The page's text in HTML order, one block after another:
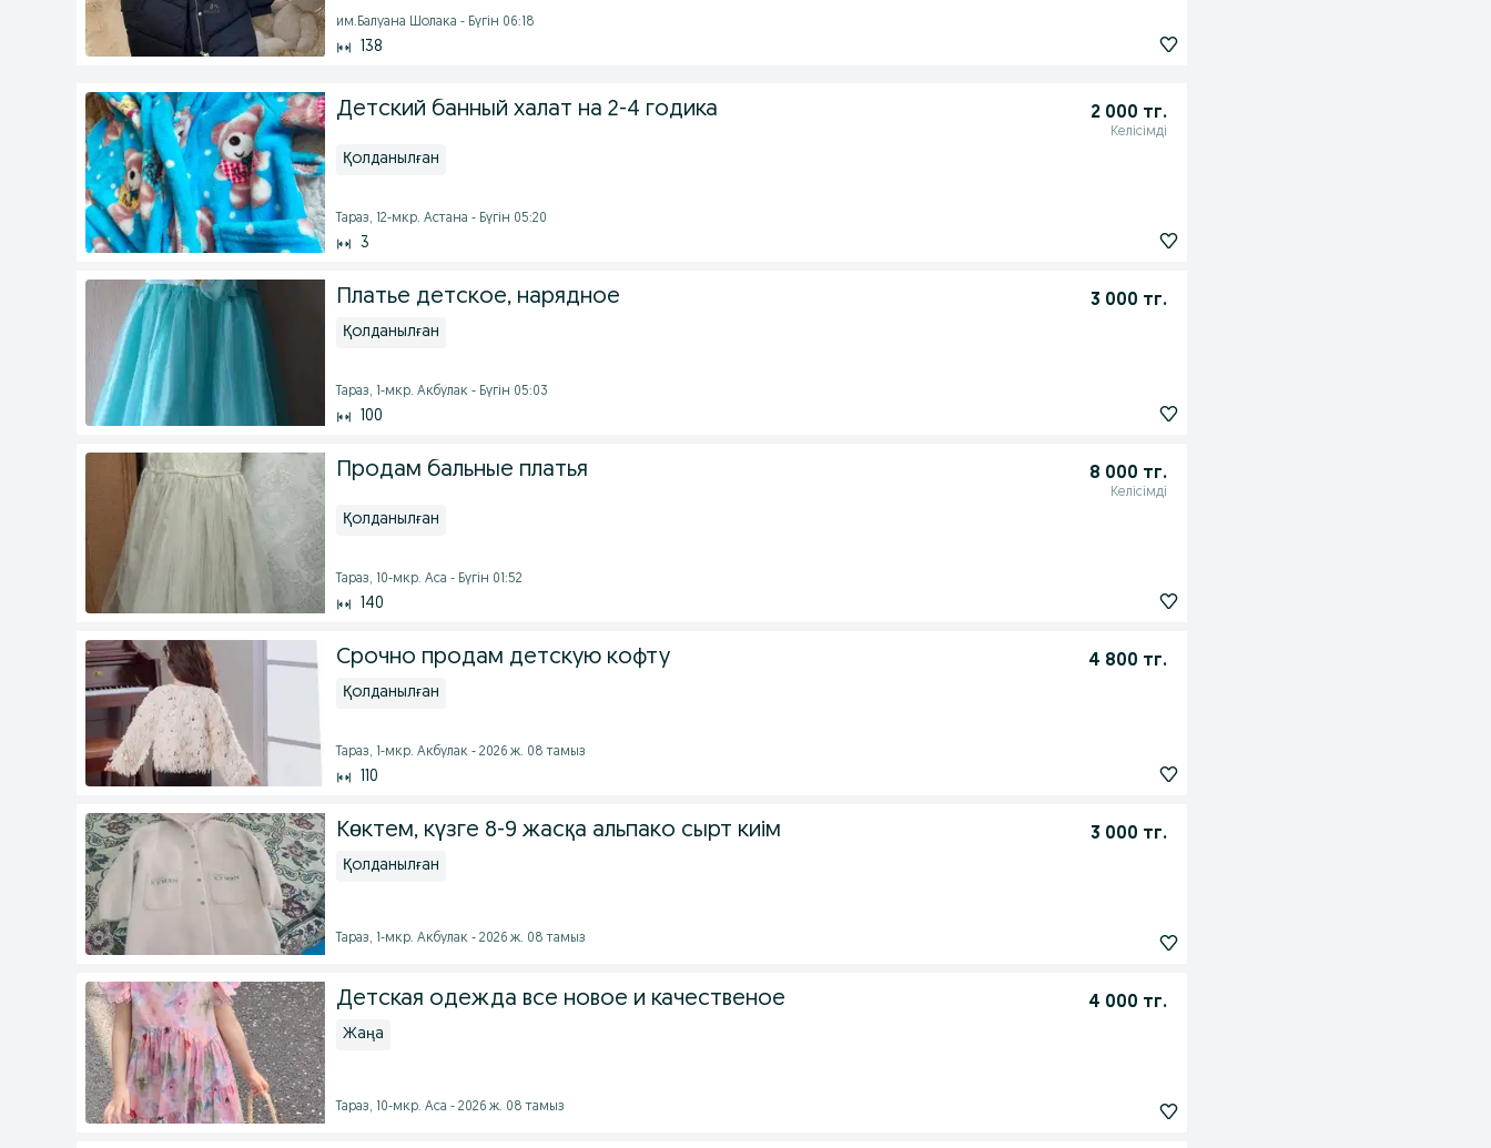
им.Балуана Шолака - Бүгін 06:18
138
Детский банный халат на 2-4 годика 2 000 тг.
Келісімді
Қолданылған
Тараз, 12-мкр. Астана - Бүгін 05:20
3
Платье детское, нарядное 3 000 тг.
Қолданылған
Тараз, 1-мкр. Акбулак - Бүгін 05:03
100
Продам бальные платья 8 000 тг.
Келісімді
Қолданылған
Тараз, 10-мкр. Аса - Бүгін 01:52
140
Срочно продам детскую кофту 4 800 тг.
Қолданылған
Тараз, 1-мкр. Акбулак - 2026 ж. 08 тамыз
110
Көктем, күзге 8-9 жасқа альпако сырт киім 3 000 тг.
Қолданылған
Тараз, 1-мкр. Акбулак - 2026 ж. 08 тамыз
Детская одежда все новое и качественое 4 000 тг.
Жаңа
Тараз, 10-мкр. Аса - 2026 ж. 08 тамыз